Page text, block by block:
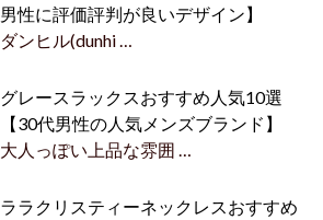
男性に評価評判が良いデザイン】
ダンヒル(dunhi …
グレースラックスおすすめ人気10選
【30代男性の人気メンズブランド】
大人っぽい上品な雰囲 …
ララクリスティーネックレスおすすめ